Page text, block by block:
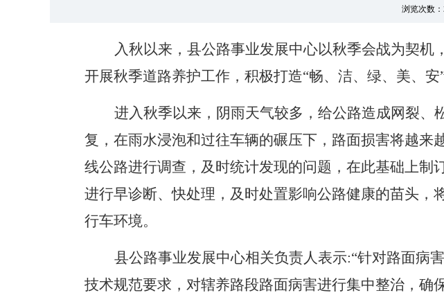
浏览次数：
入秋以来，县公路事业发展中心以秋季会战为契
开展秋季道路养护工作，积极打造“畅、洁、绿、美、安
进入秋季以来，阴雨天气较多，给公路造成网裂
复，在雨水浸泡和过往车辆的碾压下，路面损害将越
线公路进行调查，及时统计发现的问题，在此基础上
进行早诊断、快处理，及时处置影响公路健康的苗头，
行车环境。
县公路事业发展中心相关负责人表示:“针对路面病
技术规范要求，对辖养路段路面病害进行集中整治，